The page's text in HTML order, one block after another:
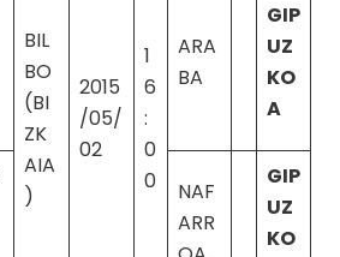
BIL
BO
(BI
ZK
AIA
)
2015
/05/
02
1
6
:
0
0
ARA
BA
GIP
UZ
KO
A
NAF
ARR
GIP
UZ
KO